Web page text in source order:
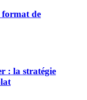
format de
: la stratégie